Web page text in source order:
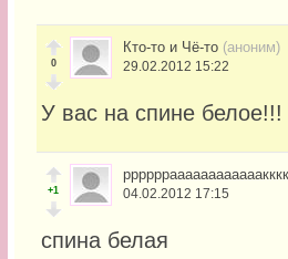
0
Кто-то и Чё-то (аноним)
29.02.2012 15:22
У вас на спине белое!!!
+1 04.02.2012 17:15
спина белая